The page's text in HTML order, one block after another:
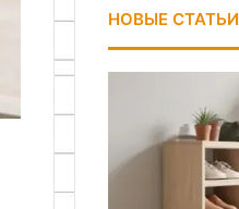
НОВЫЕ СТАТЬИ